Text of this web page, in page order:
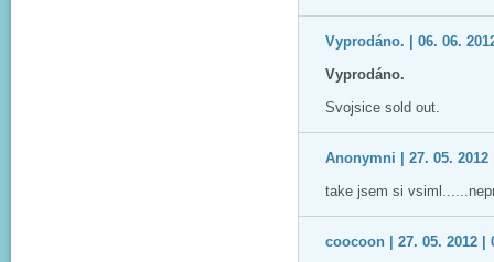
Vyprodáno. | 06. 06.
Vyprodáno.
Svojsice sold out.
Anonymni | 27. 05. 2012
take jsem si
coocoon | 27. 05. 2012 |